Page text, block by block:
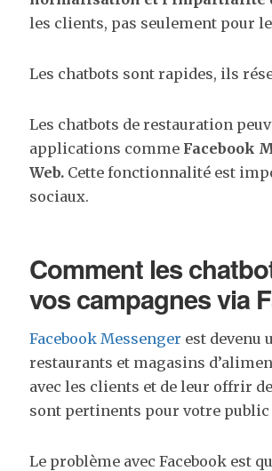
les clients, pas seulement pour
Les chatbots sont rapides, ils
Les chatbots de restauration
applications comme Facebook
Web. Cette fonctionnalité est
sociaux.
Comment les
vos campagnes via
Facebook Messenger est devenu
restaurants et magasins
avec les clients et de leur offrir
sont pertinents pour votre public
Le problème avec Facebook est